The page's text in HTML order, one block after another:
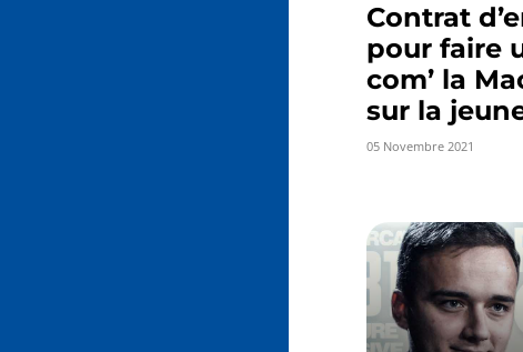
Contrat
pour faire
com’ la
sur la
05 Novembre 2021